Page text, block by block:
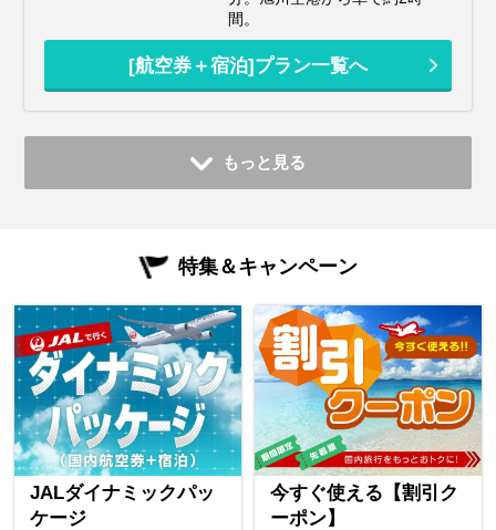
間。
[航空券＋宿泊]プラン一覧へ
もっと見る
特集＆キャンペーン
JALダイナミックパッ
ケージ
今すぐ使える【割引ク
ーポン】